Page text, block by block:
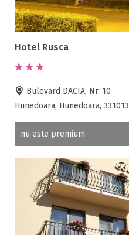
Hotel Rusca
Bulevard DACIA, Nr. 10
Hunedoara, Hunedoara, 331013
nu este premium